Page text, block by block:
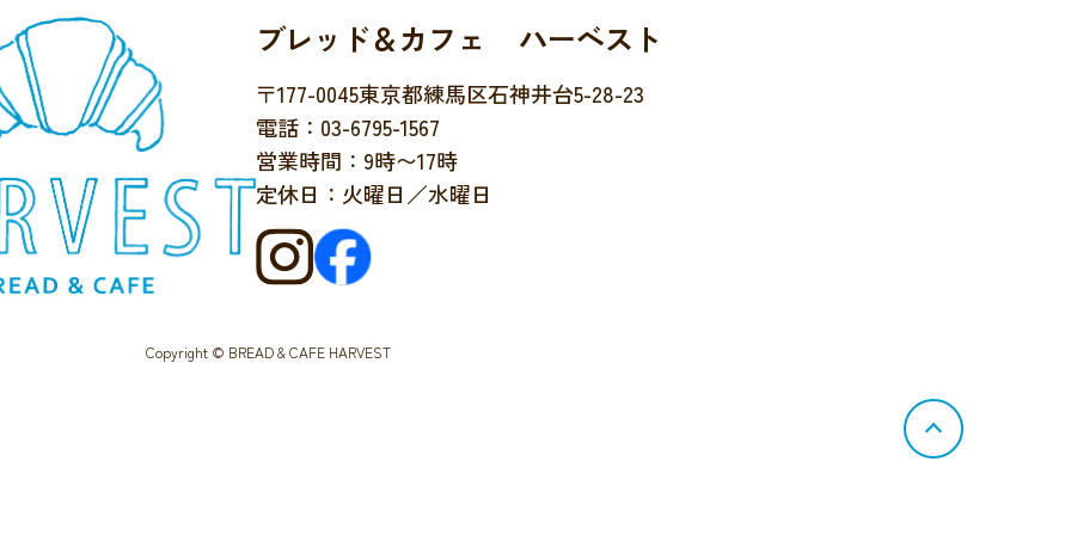
ブレッド＆カフェ ハーベスト
〒177-0045東京都練馬区石神井台5-28-23
電話：03-6795-1567
営業時間：9時〜17時
定休日：火曜日／水曜日
Copyright © BREAD & CAFE HARVEST